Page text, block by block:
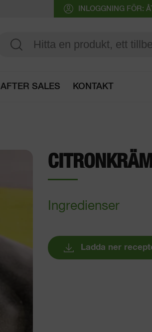
INLOGGNING FÖR:
AFTER SALES KONTAKT
Ingredienser
Ladda ner
Öppna produktguide